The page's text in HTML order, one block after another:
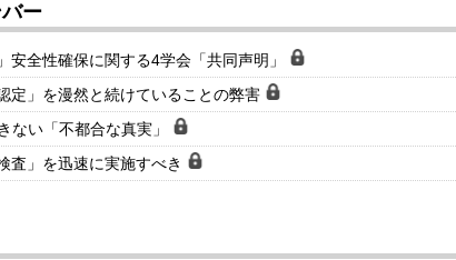
ー
安全性確保に関する4学会「共同声明」
定」を漫然と続けていることの弊害
ない「不都合な真実」
査」を迅速に実施すべき